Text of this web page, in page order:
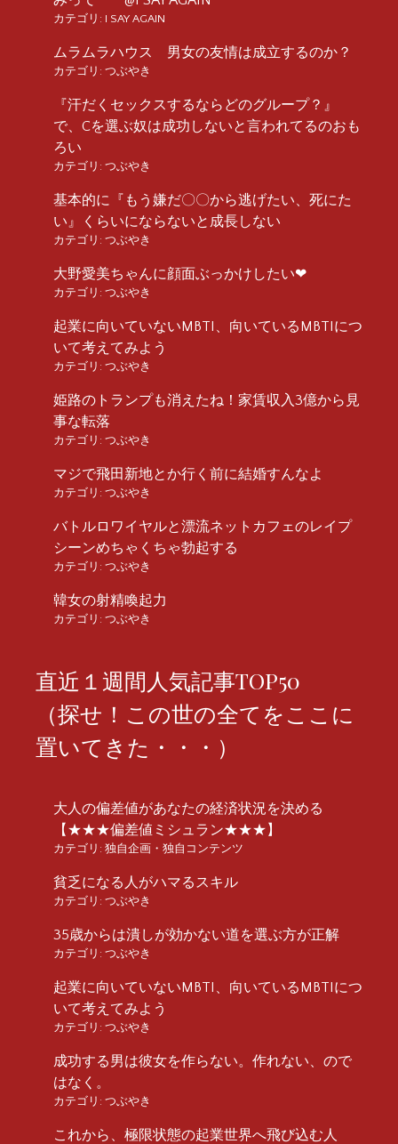
カテゴリ: I SAY AGAIN
ムラムラハウス 男女の友情は成立するのか？
カテゴリ: つぶやき
『汗だくセックスするならどのグループ？』
で、Cを選ぶ奴は成功しないと言われてるのおも
ろい
カテゴリ: つぶやき
基本的に『もう嫌だ〇〇から逃げたい、死にた
い』くらいにならないと成長しない
カテゴリ: つぶやき
大野愛美ちゃんに顔面ぶっかけしたい❤︎
カテゴリ: つぶやき
起業に向いていないMBTI、向いているMBTIにつ
いて考えてみよう
カテゴリ: つぶやき
姫路のトランプも消えたね！家賃収入3億から見
事な転落
カテゴリ: つぶやき
マジで飛田新地とか行く前に結婚すんなよ
カテゴリ: つぶやき
バトルロワイヤルと漂流ネットカフェのレイプ
シーンめちゃくちゃ勃起する
カテゴリ: つぶやき
韓女の射精喚起力
カテゴリ: つぶやき
直近１週間人気記事TOP50
（探せ！この世の全てをここに
置いてきた・・・）
大人の偏差値があなたの経済状況を決める
【★★★偏差値ミシュラン★★★】
カテゴリ: 独自企画・独自コンテンツ
貧乏になる人がハマるスキル
カテゴリ: つぶやき
35歳からは潰しが効かない道を選ぶ方が正解
カテゴリ: つぶやき
起業に向いていないMBTI、向いているMBTIにつ
いて考えてみよう
カテゴリ: つぶやき
成功する男は彼女を作らない。作れない、ので
はなく。
カテゴリ: つぶやき
これから、極限状態の起業世界へ飛び込む人